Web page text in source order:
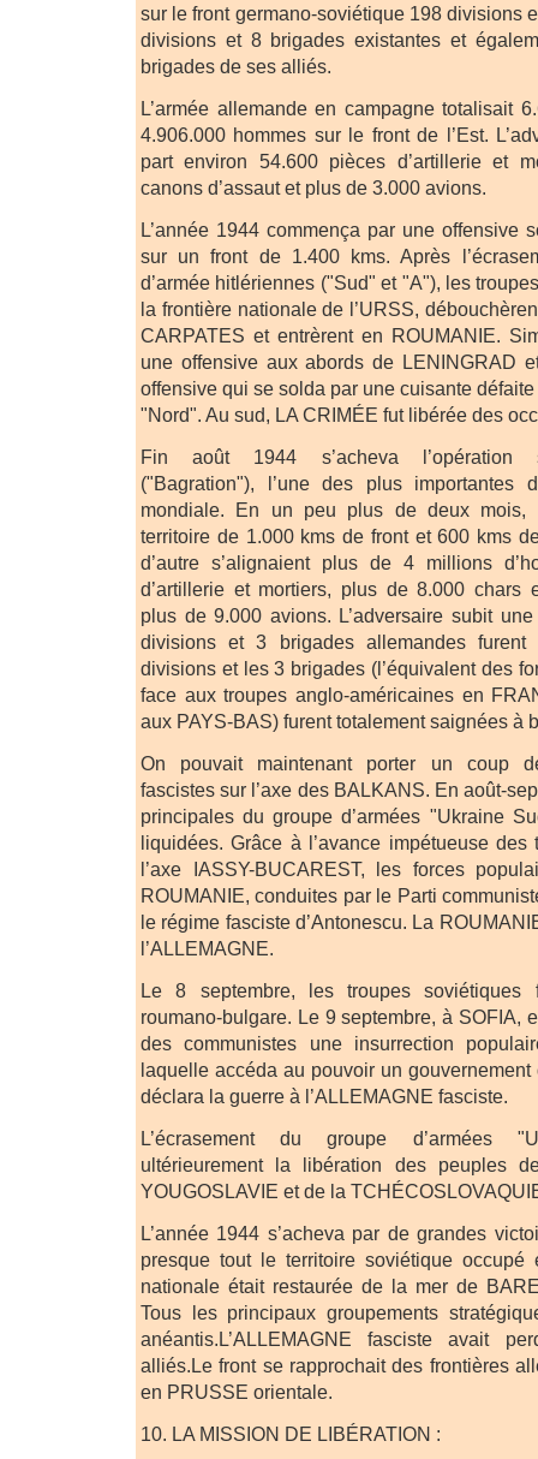
sur le front germano-soviétique 198 divisions
divisions et 8 brigades existantes et
brigades de ses alliés.
L’armée allemande en campagne totalisait
4.906.000 hommes sur le front de l’Est.
part environ 54.600 pièces d’artillerie et
canons d’assaut et plus de 3.000 avions.
L’année 1944 commença par une offensive
sur un front de 1.400 kms. Après
d’armée hitlériennes ("Sud" et "A"), les
la frontière nationale de l’URSS,
CARPATES et entrèrent en ROUMANIE.
une offensive aux abords de LENINGRAD
offensive qui se solda par une cuisante
"Nord". Au sud, LA CRIMÉE fut libérée des
Fin août 1944 s’acheva l’opération
("Bagration"), l’une des plus importantes
mondiale. En un peu plus de deux mois,
territoire de 1.000 kms de front et 600 kms
d’autre s’alignaient plus de 4 millions
d’artillerie et mortiers, plus de 8.000 chars
plus de 9.000 avions. L’adversaire subit
divisions et 3 brigades allemandes
divisions et les 3 brigades (l’équivalent des
face aux troupes anglo-américaines en
aux PAYS-BAS) furent totalement saignées à
On pouvait maintenant porter un coup
fascistes sur l’axe des BALKANS. En août-
principales du groupe d’armées "Ukraine
liquidées. Grâce à l’avance impétueuse des
l’axe IASSY-BUCAREST, les forces
ROUMANIE, conduites par le Parti
le régime fasciste d’Antonescu. La
l’ALLEMAGNE.
Le 8 septembre, les troupes soviétiques
roumano-bulgare. Le 9 septembre, à SOFIA,
des communistes une insurrection
laquelle accéda au pouvoir un
déclara la guerre à l’ALLEMAGNE fasciste.
L’écrasement du groupe d’armées
ultérieurement la libération des peuples
YOUGOSLAVIE et de la
L’année 1944 s’acheva par de grandes
presque tout le territoire soviétique occupé
nationale était restaurée de la mer de
Tous les principaux groupements
anéantis.L’ALLEMAGNE fasciste avait
alliés.Le front se rapprochait des frontières
en PRUSSE orientale.
10. LA MISSION DE LIBÉRATION :